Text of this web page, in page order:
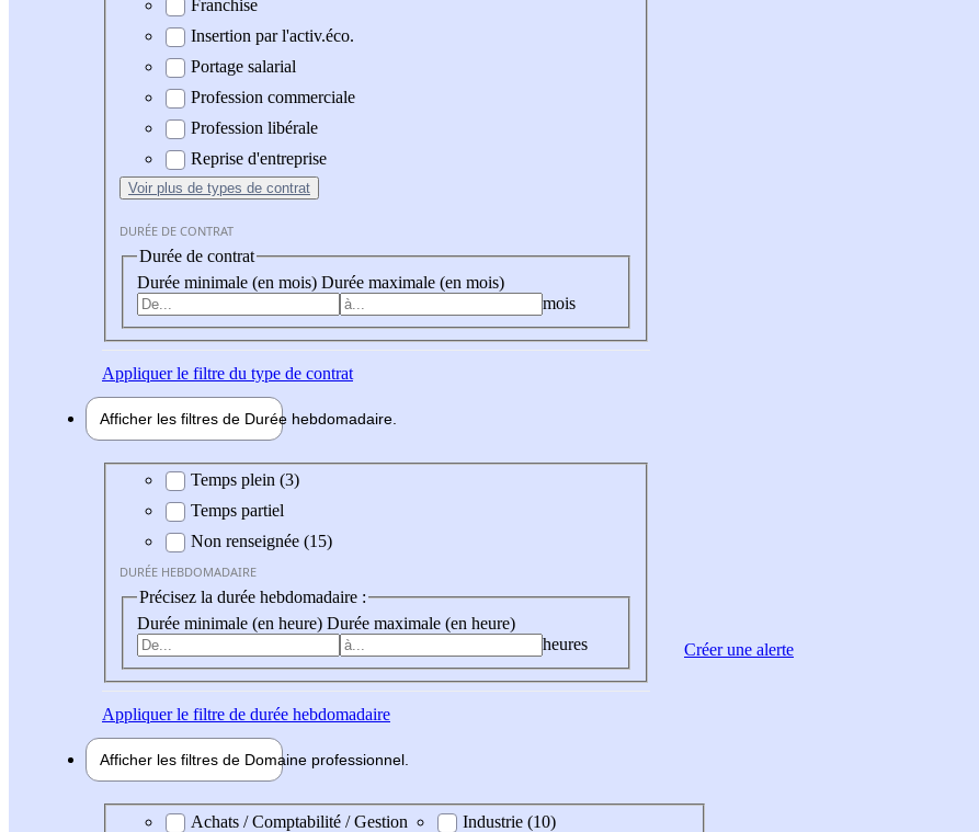
Franchise
Insertion par l'activ.éco.
Portage salarial
Profession commerciale
Profession libérale
Reprise d'entreprise
Voir plus de types de contrat
DURÉE DE CONTRAT
Durée de contrat
Durée minimale (en mois) Durée maximale (en mois)
mois
Appliquerle filtre du type de contrat
Afficher les filtres de Durée hebdomadaire
Durée hebdomadaire
Temps plein (3)
Temps partiel
Non renseignée (15)
DURÉE HEBDOMADAIRE
Précisez la durée hebdomadaire :
Durée minimale (en heure) Durée maximale (en heure)
heures
Appliquerle filtre de durée hebdomadaire
Afficher les filtres de Domaine professionnel
Domaine professionel
Achats / Comptabilité / Gestion
Industrie (10)
Créer une alerte